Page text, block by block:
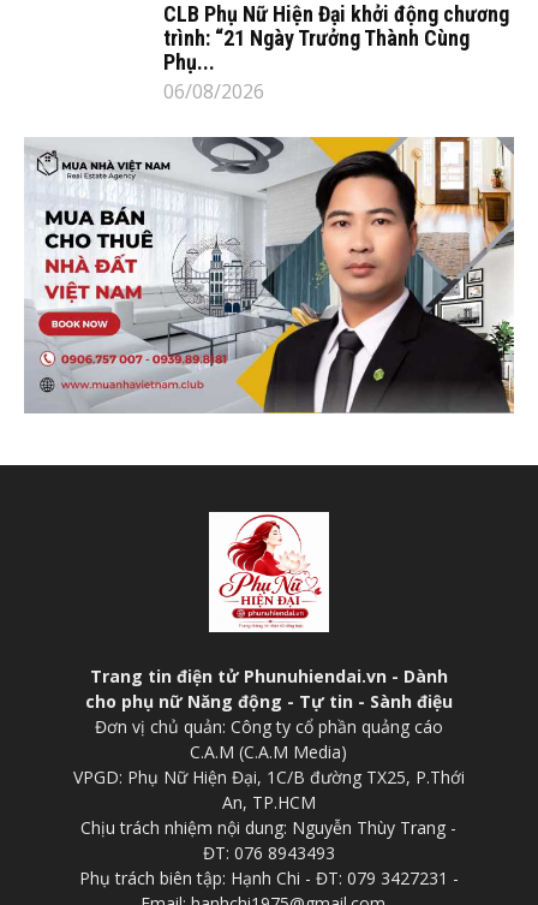
CLB Phụ Nữ Hiện Đại khởi động chương
trình: “21 Ngày Trưởng Thành Cùng
Phụ...
06/08/2026
Trang tin điện tử Phunuhiendai.vn - Dành
cho phụ nữ Năng động - Tự tin - Sành điệu
Đơn vị chủ quản: Công ty cổ phần quảng cáo
C.A.M (C.A.M Media)
VPGD: Phụ Nữ Hiện Đại, 1C/B đường TX25, P.Thới
An, TP.HCM
Chịu trách nhiệm nội dung: Nguyễn Thùy Trang -
ĐT: 076 8943493
Phụ trách biên tập: Hạnh Chi - ĐT: 079 3427231 -